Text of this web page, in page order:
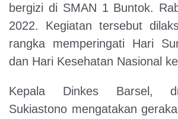
bergizi di SMAN 1 Buntok.
2022. Kegiatan tersebut
rangka memperingati Hari
dan Hari Kesehatan Nasional
Kepala Dinkes Barsel,
Sukiastono mengatakan